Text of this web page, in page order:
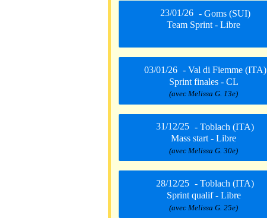
23/01/26 - Goms (SUI)
Team Sprint - Libre
03/01/26 - Val di Fiemme (ITA)
Sprint finales - CL
(avec Melissa G. 13e)
31/12/25 - Toblach (ITA)
Mass start - Libre
(avec Melissa G. 30e)
28/12/25 - Toblach (ITA)
Sprint qualif - Libre
(avec Melissa G. 25e)